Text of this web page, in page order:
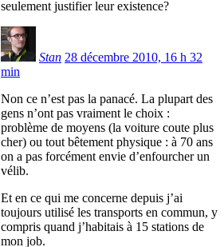
seulement justifier leur existence?
Stan 28 décembre 2010, 16 h 32
min
Non ce n’est pas la panacé. La plupart des
gens n’ont pas vraiment le choix :
problème de moyens (la voiture coute plus
cher) ou tout bêtement physique : à 70 ans
on a pas forcément envie d’enfourcher un
vélib.
Et en ce qui me concerne depuis j’ai
toujours utilisé les transports en commun, y
compris quand j’habitais à 15 stations de
mon job.